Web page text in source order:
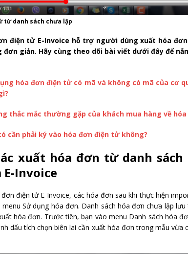
từ danh sách chưa lập
điện tử E-Invoice hỗ trợ người dùng xuất hóa
đơn giản. Hãy cùng theo dõi bài viết dưới đây để
hóa đơn điện tử có mã và không có mã của cơ
thắc mắc thường gặp của khách mua hàng về
cần phải ký vào hóa đơn điện tử không?
xuất hóa đơn từ danh
Invoice
điện tử E-Invoice, các hóa đơn sau khi thực hiện
Sử dụng hóa đơn. Danh sách hóa đơn chưa lập
hóa đơn. Trước tiên, bạn vào menu Danh sách hóa
dấu tích chọn biên lai cần xuất hóa đơn trong mẫu vừa